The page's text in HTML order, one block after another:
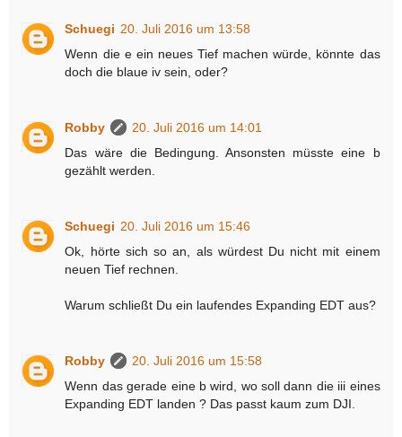
Schuegi 20. Juli 2016 um 13:58
Wenn die e ein neues Tief machen würde, könnte das
doch die blaue iv sein, oder?
Robby
20. Juli 2016 um 14:01
Das wäre die Bedingung. Ansonsten müsste eine b
gezählt werden.
Schuegi 20. Juli 2016 um 15:46
Ok, hörte sich so an, als würdest Du nicht mit einem
neuen Tief rechnen.
Warum schließt Du ein laufendes Expanding EDT aus?
Robby
20. Juli 2016 um 15:58
Wenn das gerade eine b wird, wo soll dann die iii eines
Expanding EDT landen ? Das passt kaum zum DJI.